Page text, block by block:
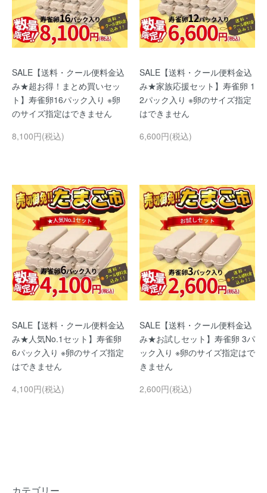
SALE【送料・クール便料金込
み★超お得！まとめ買いセッ
ト】寿雀卵16パック入り ※卵
のサイズ指定はできません
8,100円(税込)
SALE【送料・クール便料金込
み★家族応援セット】寿雀卵 1
2パック入り ※卵のサイズ指定
はできません
6,600円(税込)
SALE【送料・クール便料金込
み★人気No.1セット】寿雀卵
6パック入り ※卵のサイズ指定
はできません
4,100円(税込)
SALE【送料・クール便料金込
み★お試しセット】寿雀卵 3パ
ック入り ※卵のサイズ指定はで
きません
2,600円(税込)